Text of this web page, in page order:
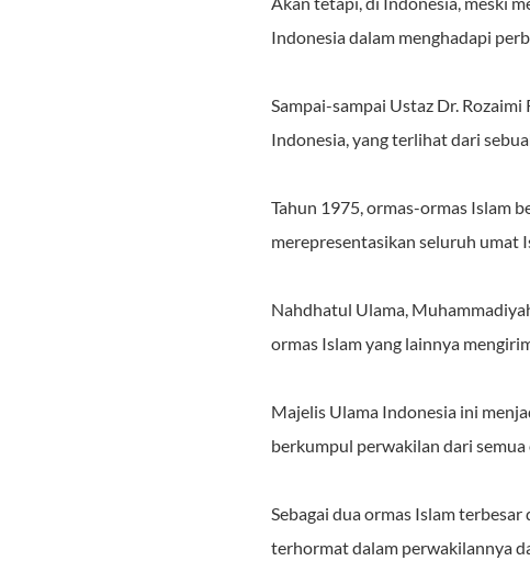
Indonesia dalam menghadapi
Sampai-sampai Ustaz Dr.
Indonesia, yang terlihat dari
Tahun 1975, ormas-ormas Islam
merepresentasikan seluruh umat
Nahdhatul Ulama,
ormas Islam yang lainnya
Majelis Ulama Indonesia ini
berkumpul perwakilan dari
Sebagai dua ormas Islam
terhormat dalam perwakilannya